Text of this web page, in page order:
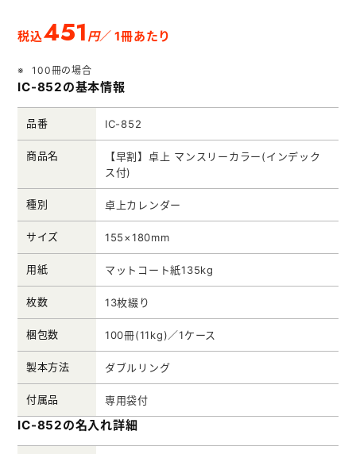
税込451円／ 1冊あたり
100冊の場合
IC-852の基本情報
品番 IC-852
商品名
【早割】卓上 マンスリーカラー(インデック
ス付)
種別 卓上カレンダー
サイズ 155×180mm
用紙 マットコート紙135kg
枚数 13枚綴り
梱包数 100冊(11kg)／1ケース
製本方法 ダブルリング
付属品 専用袋付
IC-852の名入れ詳細